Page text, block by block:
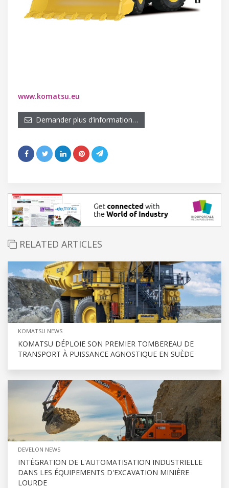
www.komatsu.eu
Demander plus d’information…
RELATED ARTICLES
KOMATSU NEWS
KOMATSU DÉPLOIE SON PREMIER TOMBEREAU DE
TRANSPORT À PUISSANCE AGNOSTIQUE EN SUÈDE
DEVELON NEWS
INTÉGRATION DE L'AUTOMATISATION INDUSTRIELLE
DANS LES ÉQUIPEMENTS D'EXCAVATION MINIÈRE
LOURDE